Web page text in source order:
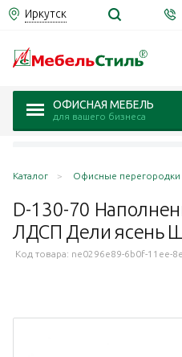
Иркутск
ОФИСНАЯ МЕБЕЛЬ
для вашего бизнеса
Каталог Офисные перегородки
D-130-70
ЛДСП Дели ясень
Код товара: ne0296e89-6b0f-11ee-